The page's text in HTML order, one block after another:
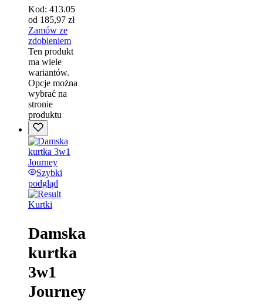
Kod: 413.05
od 185,97 zł
Zamów ze
zdobieniem
Ten produkt
ma wiele
wariantów.
Opcje można
wybrać na
stronie
produktu
Szybki
podgląd
Kurtki
Damska
kurtka
3w1
Journey